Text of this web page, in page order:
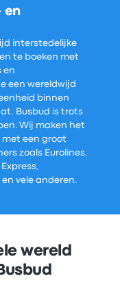
en
interstedelijke
te boeken met
en
een wereldwijd
binnen
Busbud is trots
Wij maken het
met een groot
zoals Eurolines,
vele anderen.
wereld